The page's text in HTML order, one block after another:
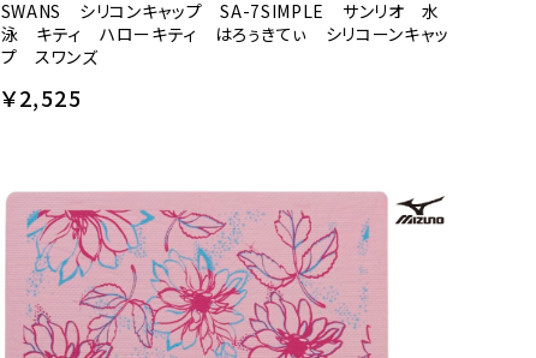
SWANS シリコンキャップ SA-7SIMPLE サンリオ 水
泳 キティ ハローキティ はろぅきてぃ シリコーンキャッ
プ スワンズ
￥2,525